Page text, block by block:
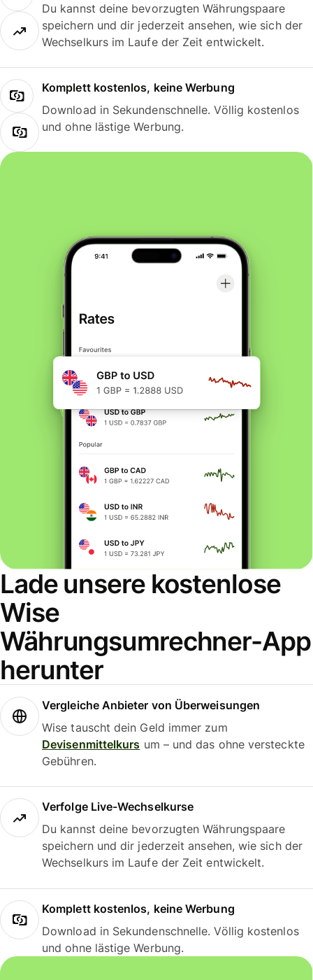
Du kannst deine bevorzugten Währungspaare
speichern und dir jederzeit ansehen, wie sich der
Wechselkurs im Laufe der Zeit entwickelt.
Komplett kostenlos, keine Werbung
Download in Sekundenschnelle. Völlig kostenlos
und ohne lästige Werbung.
Lade unsere kostenlose
Wise
Währungsumrechner-App
herunter
Vergleiche Anbieter von Überweisungen
Wise tauscht dein Geld immer zum
Devisenmittelkurs um – und das ohne versteckte
Gebühren.
Verfolge Live-Wechselkurse
Du kannst deine bevorzugten Währungspaare
speichern und dir jederzeit ansehen, wie sich der
Wechselkurs im Laufe der Zeit entwickelt.
Komplett kostenlos, keine Werbung
Download in Sekundenschnelle. Völlig kostenlos
und ohne lästige Werbung.